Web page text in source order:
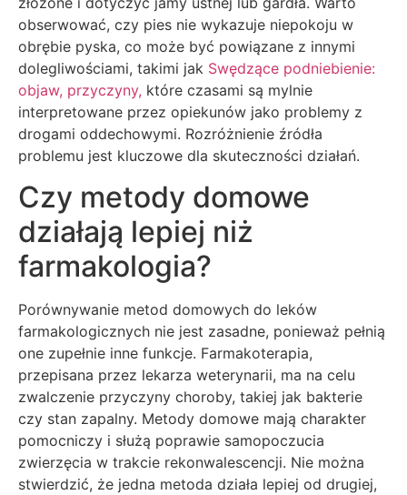
obserwować, czy pies nie wykazuje niepokoju w
obrębie pyska, co może być powiązane z innymi
dolegliwościami, takimi jak Swędzące podniebienie:
objaw, przyczyny, które czasami są mylnie
interpretowane przez opiekunów jako problemy z
drogami oddechowymi. Rozróżnienie źródła
problemu jest kluczowe dla skuteczności działań.
Czy metody domowe
działają lepiej niż
farmakologia?
Porównywanie metod domowych do leków
farmakologicznych nie jest zasadne, ponieważ pełnią
one zupełnie inne funkcje. Farmakoterapia,
przepisana przez lekarza weterynarii, ma na celu
zwalczenie przyczyny choroby, takiej jak bakterie
czy stan zapalny. Metody domowe mają charakter
pomocniczy i służą poprawie samopoczucia
zwierzęcia w trakcie rekonwalescencji. Nie można
stwierdzić, że jedna metoda działa lepiej od drugiej,